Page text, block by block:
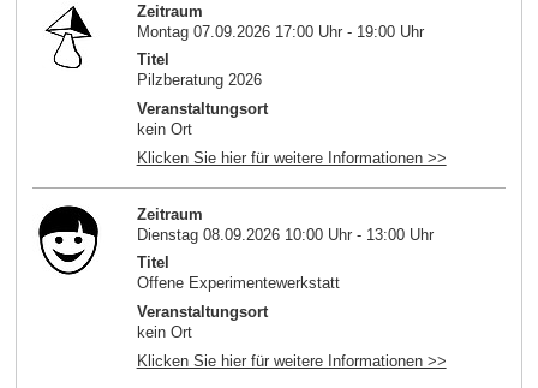
Zeitraum
Montag 07.09.2026 17:00 Uhr - 19:00 Uhr
Titel
Pilzberatung 2026
Veranstaltungsort
kein Ort
Klicken Sie hier für weitere Informationen >>
Zeitraum
Dienstag 08.09.2026 10:00 Uhr - 13:00 Uhr
Titel
Offene Experimentewerkstatt
Veranstaltungsort
kein Ort
Klicken Sie hier für weitere Informationen >>